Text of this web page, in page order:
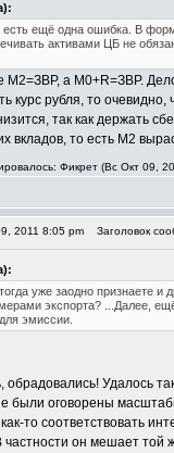
есть ещё одна ошибка. В
активами ЦБ не
М2=ЗВР, а М0+R=ЗВР.
курс рубля, то
так как держать
вкладов, то есть М2
Фикрет (Вс Окт 09,
2011 8:05 pm Заголовок
уже заодно признаете
экспорта? ...Далее,
эмиссии.
обрадовались! Удалось
были оговорены
то соответствовать
частности он мешает